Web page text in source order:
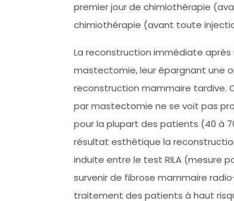
premier jour de chimiothérapie
chimiothérapie (avant toute
La reconstruction immédiate
mastectomie, leur épargnant une
reconstruction mammaire tardive.
par mastectomie ne se voit pas
pour la plupart des patients (40 à
résultat esthétique la
induite entre le test RILA (mesure
survenir de fibrose mammaire
traitement des patients à haut